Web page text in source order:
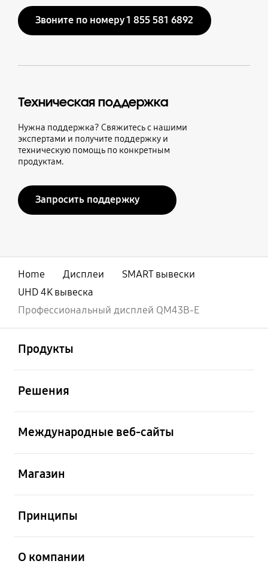
Звоните по номеру 1 855 581 6892
Техническая поддержка
Нужна поддержка? Свяжитесь с нашими
экспертами и получите поддержку и
техническую помощь по конкретным
продуктам.
Запросить поддержку
Home Дисплеи
SMART вывески
UHD 4K вывеска
Профессиональный дисплей QM43B-E
Продукты
Решения
Международные веб-сайты
Магазин
Принципы
О компании